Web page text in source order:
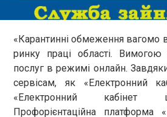
«Карантинні обмеження вагомо
ринку праці області. Вимогою
послуг в режимі онлайн.
сервісам, як «Електронний
«Електронний кабінет
Профорієнтаційна платформа